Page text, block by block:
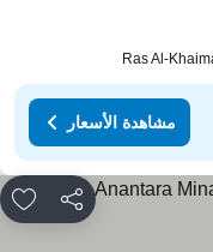
مشاهدة الأسعار
مشاركة